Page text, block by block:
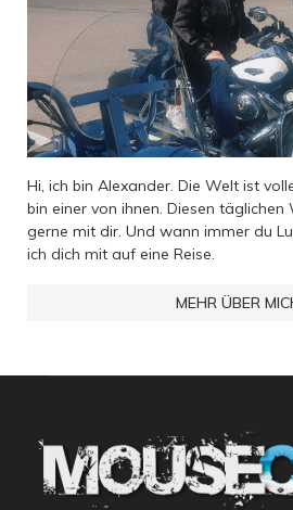
Hi, ich bin Alexander. Die Welt ist
bin einer von ihnen. Diesen täglichen
gerne mit dir. Und wann immer du
ich dich mit auf eine Reise.
MEHR ÜBER